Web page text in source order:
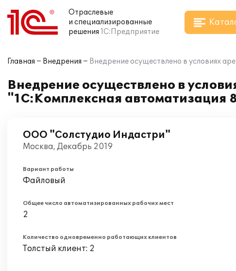
Отраслевые
и специализированные
решения 1С:Предприятие
Главная Внедрения Внедрение осуществлено в условиях
Внедрение осуществлено в
"1С:Комплексная
ООО "Солстудио Индастри"
Москва, Декабрь 2019
Вариант работы
Файловый
Общее число автоматизированных рабочих мест
2
Количество одновременно работающих клиентов
Толстый клиент: 2